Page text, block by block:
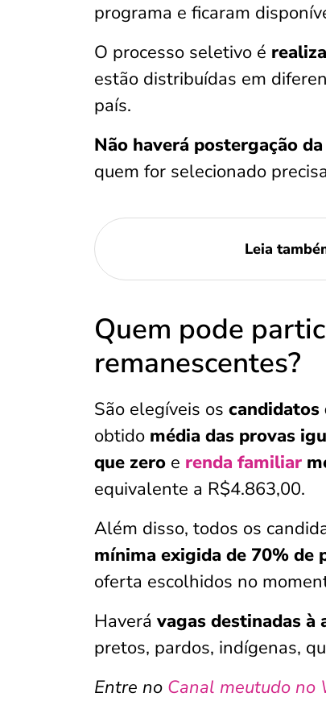
programa e ficaram
O processo seletivo é
estão distribuídas em
país.
Não haverá postergação
quem for selecionado
Leia
Quem pode
remanescentes?
São elegíveis os
obtido média das provas
que zero e renda familiar
equivalente a R$4.863,00.
Além disso, todos os
mínima exigida de 70% de
oferta escolhidos no
Haverá vagas destinadas à
pretos, pardos, indígenas,
Entre no Canal meutudo no